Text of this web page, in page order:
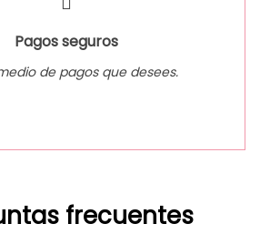
Pagos seguros
de pagos que desees.
frecuentes